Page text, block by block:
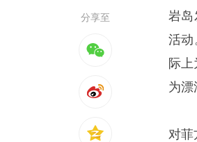
分享至
岩岛
活动
际
为漂
对菲